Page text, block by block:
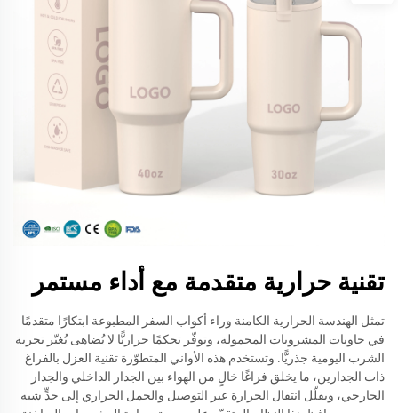
تقنية حرارية متقدمة مع أداء مستمر
تمثل الهندسة الحرارية الكامنة وراء أكواب السفر المطبوعة ابتكارًا متقدمًا
في حاويات المشروبات المحمولة، وتوفّر تحكمًا حراريًّا لا يُضاهى يُغيّر تجربة
الشرب اليومية جذريًّا. وتستخدم هذه الأواني المتطوّرة تقنية العزل بالفراغ
ذات الجدارين، ما يخلق فراغًا خالٍ من الهواء بين الجدار الداخلي والجدار
الخارجي، ويقلّل انتقال الحرارة عبر التوصيل والحمل الحراري إلى حدٍّ شبه